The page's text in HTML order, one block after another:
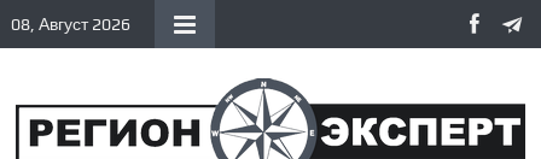
08, Август 2026